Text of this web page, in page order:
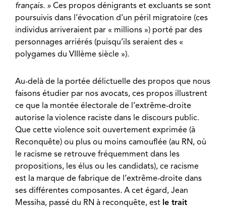
français. » Ces propos dénigrants et excluants se sont
poursuivis dans l’évocation d’un péril migratoire (ces
individus arriveraient par « millions ») porté par des
personnages arriérés (puisqu’ils seraient des «
polygames du VIIIème siècle »).
Au-delà de la portée délictuelle des propos que nous
faisons étudier par nos avocats, ces propos illustrent
ce que la montée électorale de l’extrême-droite
autorise la violence raciste dans le discours public.
Que cette violence soit ouvertement exprimée (à
Reconquête) ou plus ou moins camouflée (au RN, où
le racisme se retrouve fréquemment dans les
propositions, les élus ou les candidats), ce racisme
est la marque de fabrique de l’extrême-droite dans
ses différentes composantes. A cet égard, Jean
Messiha, passé du RN à reconquête, est le trait